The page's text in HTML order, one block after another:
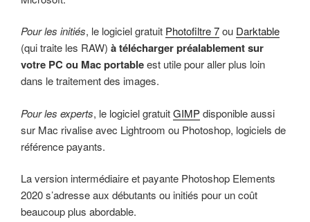
Pour les initiés, le logiciel gratuit Photofiltre 7ou Darktable
(qui traite les RAW) à télécharger préalablement sur
votre PC ou Mac portableest utile pour aller plus loin
dans le traitement des images.
Pour les experts, le logiciel gratuitGIMPdisponible aussi
sur Mac rivalise avec Lightroom ou Photoshop, logiciels de
référence payants.
La version intermédiaire et payante Photoshop Elements
2020 s’adresse aux débutants ou initiés pour un coût
beaucoup plus abordable.